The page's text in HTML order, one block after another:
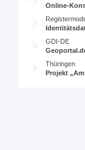
Online-
GDI-DE
Thüringen
Projekt